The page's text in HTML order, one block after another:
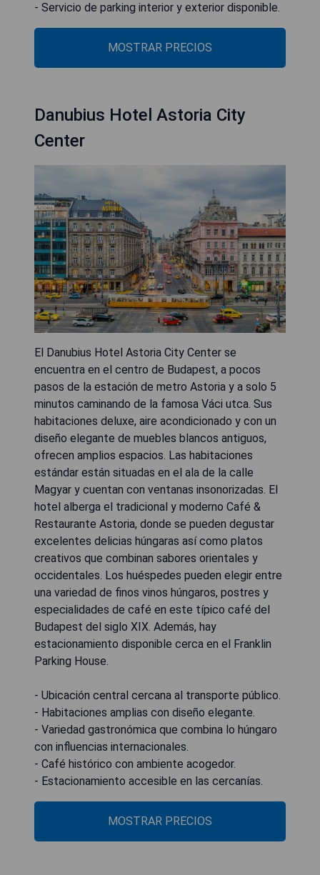
- Servicio de parking interior y exterior disponible.
MOSTRAR PRECIOS
Danubius Hotel Astoria City
Center
El Danubius Hotel Astoria City Center se
encuentra en el centro de Budapest, a pocos
pasos de la estación de metro Astoria y a solo 5
minutos caminando de la famosa Váci utca. Sus
habitaciones deluxe, aire acondicionado y con un
diseño elegante de muebles blancos antiguos,
ofrecen amplios espacios. Las habitaciones
estándar están situadas en el ala de la calle
Magyar y cuentan con ventanas insonorizadas. El
hotel alberga el tradicional y moderno Café &
Restaurante Astoria, donde se pueden degustar
excelentes delicias húngaras así como platos
creativos que combinan sabores orientales y
occidentales. Los huéspedes pueden elegir entre
una variedad de finos vinos húngaros, postres y
especialidades de café en este típico café del
Budapest del siglo XIX. Además, hay
estacionamiento disponible cerca en el Franklin
Parking House.
- Ubicación central cercana al transporte público.
- Habitaciones amplias con diseño elegante.
- Variedad gastronómica que combina lo húngaro
con influencias internacionales.
- Café histórico con ambiente acogedor.
- Estacionamiento accesible en las cercanías.
MOSTRAR PRECIOS